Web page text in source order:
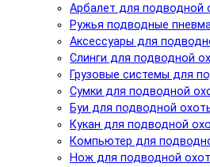
Арбалет для подводной
Ружья подводные
Аксессуары для
Слинги для подводной
Грузовые системы для
Сумки для подводной
Буи для подводной
Кукан для подводной
Компьютер для
Нож для подводной